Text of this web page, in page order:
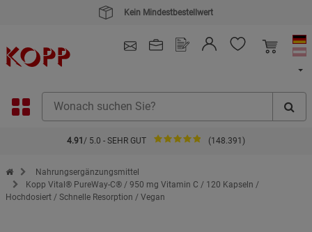
4.91 / 5.0 - SEHR GUT (148.391)
Zur Startseite des Kopp Verlag Online-Shop
Nahrungsergänzungsmittel
Kopp Vital® PureWay-C® / 950 mg Vitamin C / 120 Kapseln /
Hochdosiert / Schnelle Resorption / Vegan